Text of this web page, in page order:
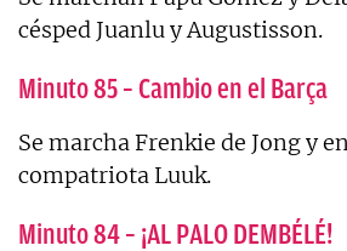
césped Juanlu y Augustisson.
Minuto 85 – Cambio en el Barça
Se marcha Frenkie de Jong y
compatriota Luuk.
Minuto 84 – ¡AL PALO DEMBÉLÉ!